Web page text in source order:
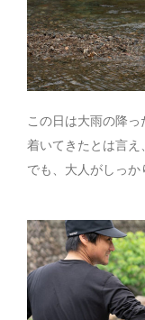
この日は大雨の降
着いてきたとは言え
でも、大人がしっか